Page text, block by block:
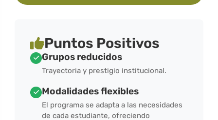
Puntos Positivos
Grupos reducidos
Trayectoria y prestigio institucional.
Modalidades flexibles
El programa se adapta a las necesidades
de cada estudiante, ofreciendo